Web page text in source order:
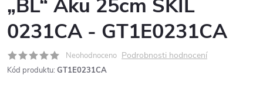
„BL“ Aku 25cm SKIL
0231CA - GT1E0231CA
Neohodnoceno Podrobnosti hodnocení
Kód produktu: GT1E0231CA